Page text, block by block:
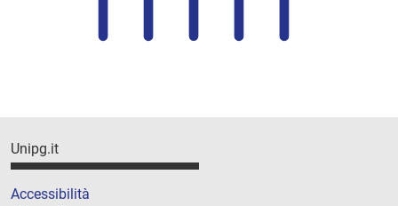
Unipg.it
Accessibilità